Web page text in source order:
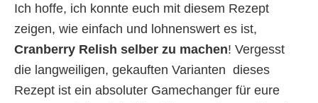
Ich hoffe, ich konnte euch mit diesem Rezept
zeigen, wie einfach und lohnenswert es ist,
Cranberry Relish selber zu machen! Vergesst
die langweiligen, gekauften Varianten  dieses
Rezept ist ein absoluter Gamechanger für eure